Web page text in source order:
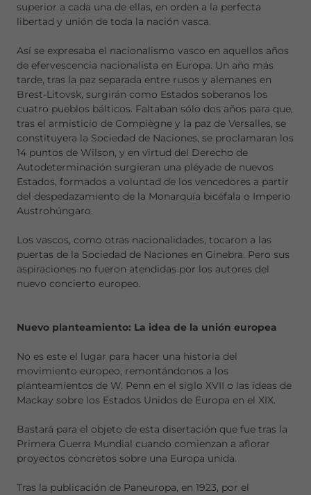
superior a cada una de ellas, en orden a la perfecta
libertad y unión de toda la nación vasca.
Así se expresaba el nacionalismo vasco en aquellos años
de efervescencia nacionalista en Europa. Un año más
tarde, tras la paz separada entre rusos y alemanes en
Brest-Litovsk, surgirán como Estados soberanos los
cuatro pueblos bálticos. Faltaban sólo dos años para que,
tras el armisticio de Compiègne y la paz de Versalles, se
constituyera la Sociedad de Naciones, se proclamaran los
14 puntos de Wilson, y en virtud del Derecho de
Autodeterminación surgieran una pléyade de nuevos
Estados, formados a voluntad de los vencedores a partir
del despedazamiento de la Monarquía bicéfala o Imperio
Austrohúngaro.
Los vascos, como otras nacionalidades, tocaron a las
puertas de la Sociedad de Naciones en Ginebra. Pero sus
aspiraciones no fueron atendidas por los autores del
nuevo concierto europeo.
Nuevo planteamiento: La idea de la unión europea
No es este el lugar para hacer una historia del
movimiento europeo, remontándonos a los
planteamientos de W. Penn en el siglo XVII o las ideas de
Mackay sobre los Estados Unidos de Europa en el XIX.
Bastará para el objeto de esta disertación que fue tras la
Primera Guerra Mundial cuando comienzan a aflorar
proyectos concretos sobre una Europa unida.
Tras la publicación de Paneuropa, en 1923, por el